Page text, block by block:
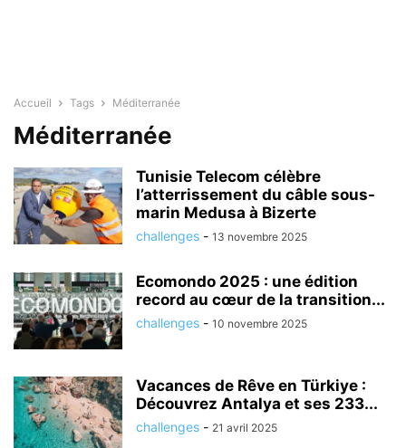
Accueil Tags Méditerranée
Méditerranée
Tunisie Telecom célèbre
l’atterrissement du câble sous-
marin Medusa à Bizerte
challenges - 13 novembre 2025
Ecomondo 2025 : une édition
record au cœur de la transition...
challenges - 10 novembre 2025
Vacances de Rêve en Türkiye :
Découvrez Antalya et ses 233...
challenges - 21 avril 2025